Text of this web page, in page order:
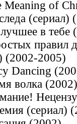
Meaning of
(сериал)
в тебе
правил
(2002-2005)
Dancing
волка (2002)
(сериал)